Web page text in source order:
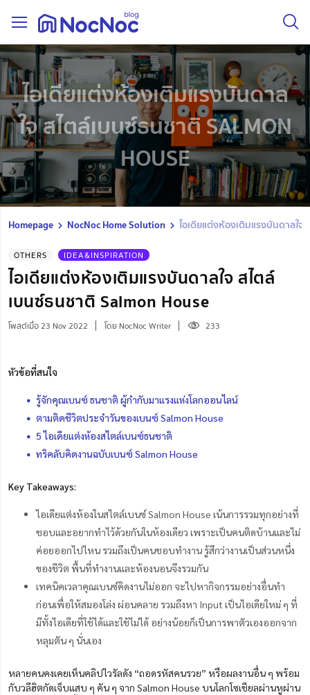
ไอเดียแต่งห้องเติมแรงบันดาล
ใจ สไตล์เบนซ์ธนชาติ SALMON
HOUSE
Homepage NocNoc Home Solution ไอเดียแต่งห้องเติมแรงบันดาลใจ
OTHERS IDEA&INSPIRATION
ไอเดียแต่งห้องเติมแรงบันดาลใจ สไตล์
เบนซ์ธนชาติ Salmon House
โพสต์เมื่อ 23 Nov 2022 โดย NocNoc Writer 233
หัวข้อที่สนใจ
รู้จักคุณเบนซ์ ธนชาติ ผู้กำกับมาแรงแห่งโลกออนไลน์
ตามติดชีวิตประจำวันของเบนซ์ Salmon House
5 ไอเดียแต่งห้องสไตล์เบนซ์ธนชาติ
ทริคลับคิดงานฉบับเบนซ์ Salmon House
Key Takeaways:
ไอเดียแต่งห้องในสไตล์เบนซ์ Salmon House เน้นการรวมทุกอย่างที่
ชอบและอยากทำไว้ด้วยกันในห้องเดียว เพราะเป็นคนติดบ้านและไม่
ค่อยออกไปไหน รวมถึงเป็นคนชอบทำงาน รู้สึกว่างานเป็นส่วนหนึ่ง
ของชีวิต พื้นที่ทำงานและห้องนอนจึงรวมกัน
เทคนิคเวลาคุณเบนซ์คิดงานไม่ออก จะไปหากิจกรรมอย่างอื่นทำ
ก่อนเพื่อให้สมองโล่ง ผ่อนคลาย รวมถึงหา Input เป็นไอเดียใหม่ ๆ ที่
มีทั้งไอเดียที่ใช้ได้และใช้ไม่ได้ อย่างน้อยก็เป็นการพาตัวเองออกจาก
หลุมตัน ๆ นั่นเอง
หลายคนคงเคยเห็นคลิปไวรัลดัง “ถอดรหัสคนรวย” หรือผลงานอื่น ๆ พร้อม
กับวลีฮิตกัดเจ็บแสบ ๆ คัน ๆ จาก Salmon House บนโลกโซเชียลผ่านหูผ่าน